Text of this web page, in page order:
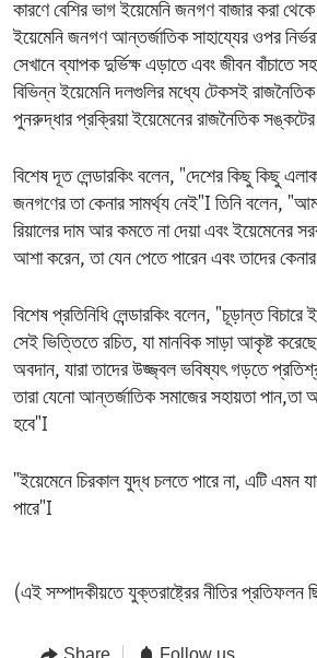
কারণে বেশির ভাগ ইয়েমেনি জনগণ বাজার করা
ইয়েমেনি জনগণ আন্তর্জাতিক সাহায্যের ওপর
সেখানে ব্যাপক দুর্ভিক্ষ এড়াতে এবং জীবন বাঁচাতে
বিভিন্ন ইয়েমেনি দলগুলির মধ্যে টেকসই
পুনরুদ্ধার প্রক্রিয়া ইয়েমেনের রাজনৈতিক সঙ্কটের
বিশেষ দূত লেন্ডারকিং বলেন, "দেশের কিছু কিছু
জনগণের তা কেনার সামর্থ্য নেই"I তিনি বলেন,
রিয়ালের দাম আর কমতে না দেয়া এবং ইয়েমেনের
আশা করেন, তা যেন পেতে পারেন এবং তাদের
বিশেষ প্রতিনিধি লেন্ডারকিং বলেন, "চূড়ান্ত বিচারে
সেই ভিত্তিতে রচিত, যা মানবিক সাড়া আকৃষ্ট
অবদান, যারা তাদের উজ্জ্বল ভবিষ্যৎ গড়তে
তারা যেনো আন্তর্জাতিক সমাজের সহায়তা পান,তা
হবে"I
"ইয়েমেনে চিরকাল যুদ্ধ চলতে পারে না, এটি এমন
পারে"I
(এই সম্পাদকীয়তে যুক্তরাষ্ট্রের নীতির প্রতিফলন